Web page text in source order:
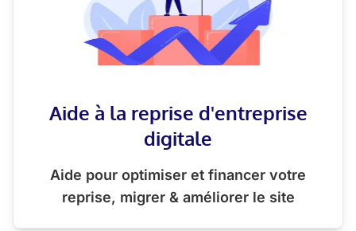
Aide à la reprise d'entreprise
digitale
Aide pour optimiser et financer votre
reprise, migrer & améliorer le site